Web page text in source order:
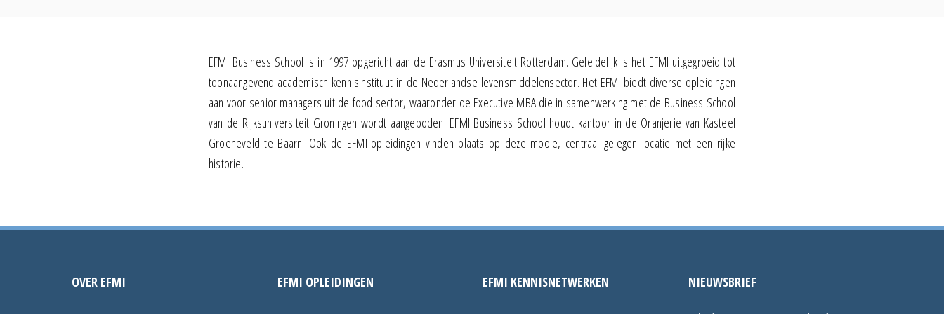
EFMI Business School is in 1997 opgericht aan de Erasmus Universiteit Rotterdam. Geleidelijk is het EFMI uitgegroeid tot
toonaangevend academisch kennisinstituut in de Nederlandse levensmiddelensector. Het EFMI biedt diverse opleidingen
aan voor senior managers uit de food sector, waaronder de Executive MBA die in samenwerking met de Business School
van de Rijksuniversiteit Groningen wordt aangeboden. EFMI Business School houdt kantoor in de Oranjerie van Kasteel
Groeneveld te Baarn. Ook de EFMI-opleidingen vinden plaats op deze mooie, centraal gelegen locatie met een rijke
historie.
OVER EFMI EFMI OPLEIDINGEN EFMI KENNISNETWERKEN NIEUWSBRIEF